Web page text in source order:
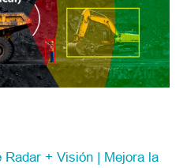
Radar + Visión | Mejora la